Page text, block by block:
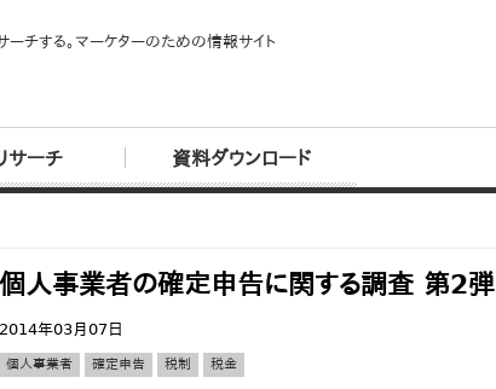
ーチする。マーケターのための情報サイト
サーチ 資料ダウンロード
個人事業者の確定申告に関する調査 第2弾
2014年03月07日
個人事業者 確定申告 税制 税金